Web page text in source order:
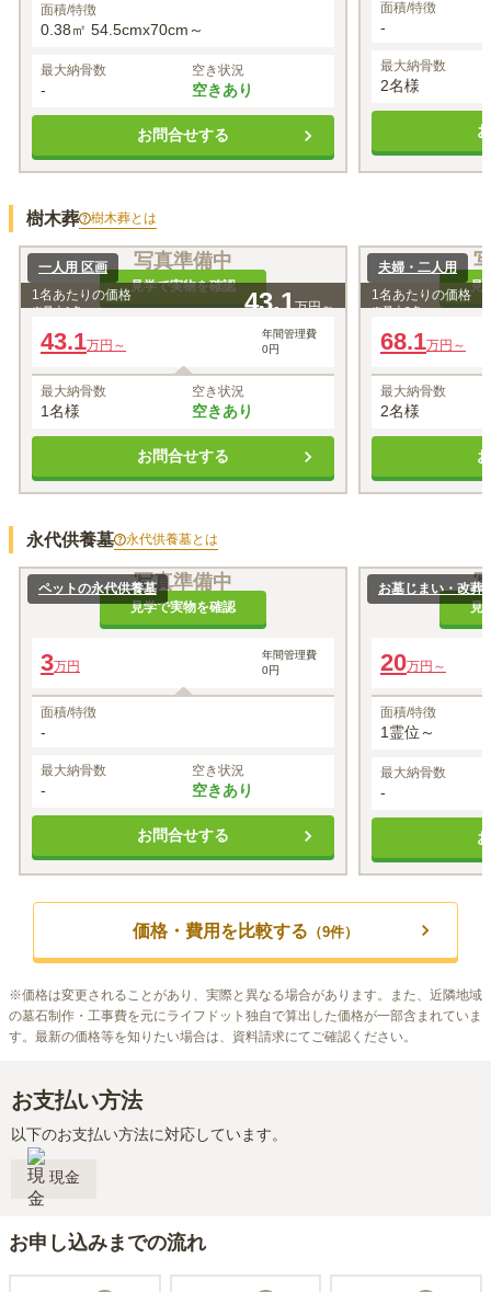
面積/特徴
0.38㎡ 54.5cmx70cm～
最大納骨数
-
空き状況
空きあり
お問合せする
面積/特徴
-
最大納骨数
2名様
樹木葬 樹木葬とは
写真準備中
見学で実物を確認
一人用 区画
1名あたりの価格
※最大1名 43.1万円～
43.1万円～
年間管理費
0円
最大納骨数
1名様
空き状況
空きあり
お問合せする
見
夫婦・二人用
1名あたりの価格
※最大2名
68.1万円～
最大納骨数
2名様
永代供養墓 永代供養墓とは
写真準備中
見学で実物を確認
ペットの永代供養墓
3万円
年間管理費
0円
面積/特徴
-
最大納骨数
-
空き状況
空きあり
お問合せする
見
お墓じまい・改葬
20万円～
面積/特徴
1霊位～
最大納骨数
-
価格・費用を比較する （9件）
※価格は変更されることがあり、実際と異なる場合があります。また、近隣地域
の墓石制作・工事費を元にライフドット独自で算出した価格が一部含まれていま
す。最新の価格等を知りたい場合は、資料請求にてご確認ください。
お支払い方法
以下のお支払い方法に対応しています。
現金
お申し込みまでの流れ